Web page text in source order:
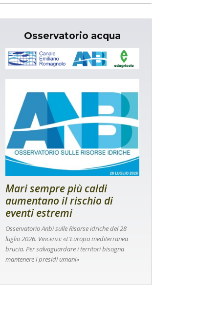
Osservatorio acqua
Mari sempre più caldi
aumentano il rischio di
eventi estremi
Osservatorio Anbi sulle Risorse idriche del 28
luglio 2026. Vincenzi: «L’Europa mediterranea
brucia. Per salvaguardare i territori bisogna
mantenere i presidi umani»